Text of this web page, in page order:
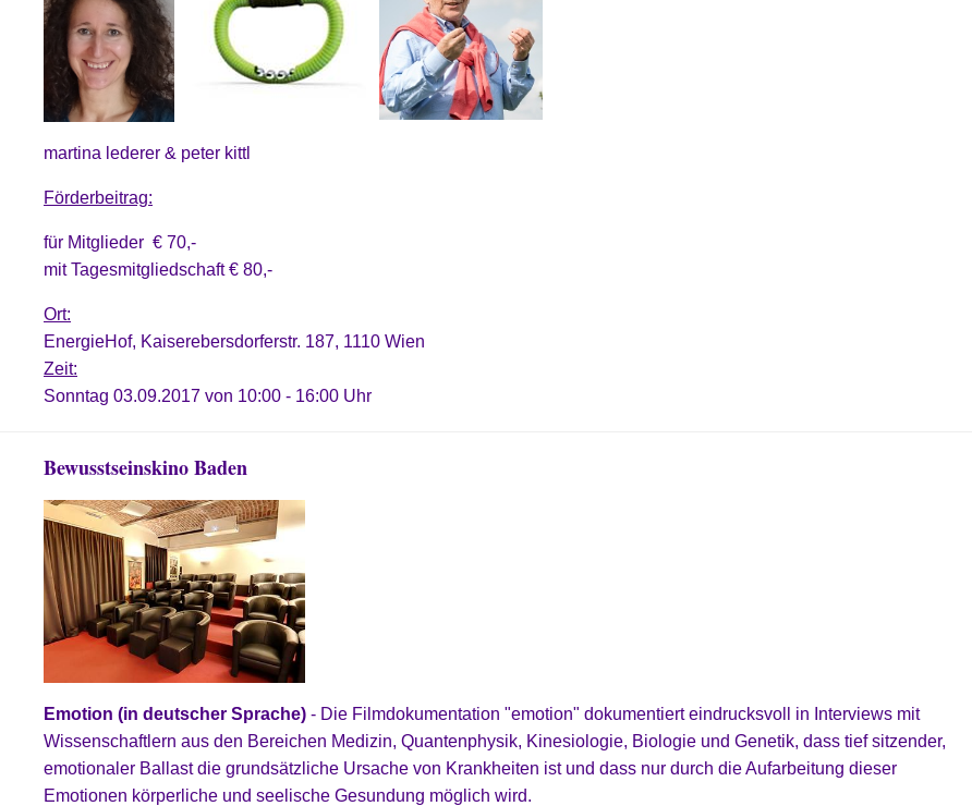
martina lederer & peter kittl
Förderbeitrag:
für Mitglieder € 70,-
mit Tagesmitgliedschaft € 80,-
Ort:
EnergieHof, Kaiserebersdorferstr. 187, 1110 Wien
Zeit:
Sonntag 03.09.2017 von 10:00 - 16:00 Uhr
Bewusstseinskino Baden
Emotion (in deutscher Sprache) - Die Filmdokumentation "emotion" dokumentiert eindrucksvoll in Interviews mit
Wissenschaftlern aus den Bereichen Medizin, Quantenphysik, Kinesiologie, Biologie und Genetik, dass tief sitzender,
emotionaler Ballast die grundsätzliche Ursache von Krankheiten ist und dass nur durch die Aufarbeitung dieser
Emotionen körperliche und seelische Gesundung möglich wird.